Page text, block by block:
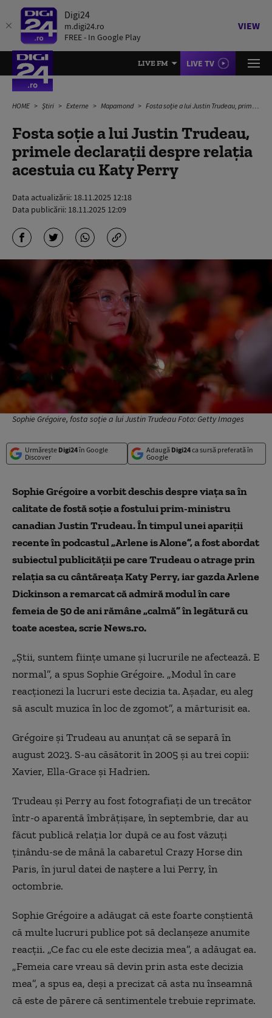
Digi24
m.digi24.ro
FREE - In Google Play
VIEW
LIVE FM LIVE TV
HOME Știri Externe Mapamond Fosta soţie a lui Justin Trudeau, primele declarații despre relația acestuia cu Katy Perry
Fosta soţie a lui Justin Trudeau,
primele declarații despre relația
acestuia cu Katy Perry
Data actualizării: 18.11.2025 12:18
Data publicării: 18.11.2025 12:09
Sophie Grégoire, fosta soție a lui Justin Trudeau Foto: Getty Images
Urmărește Digi24în Google
Discover
Adaugă Digi24ca sursă preferată în
Google
Sophie Grégoire a vorbit deschis despre viaţa sa în
calitate de fostă soţie a fostului prim-ministru
canadian Justin Trudeau. În timpul unei apariţii
recente în podcastul „Arlene is Alone”, a fost abordat
subiectul publicităţii pe care Trudeau o atrage prin
relaţia sa cu cântăreaţa Katy Perry, iar gazda Arlene
Dickinson a remarcat că admiră modul în care
femeia de 50 de ani rămâne „calmă” în legătură cu
toate acestea, scrie News.ro.
„Ştii, suntem fiinţe umane şi lucrurile ne afectează. E
normal”, a spus Sophie Grégoire. „Modul în care
reacţionezi la lucruri este decizia ta. Aşadar, eu aleg
să ascult muzica în loc de zgomot”, a mărturisit ea.
Grégoire şi Trudeau au anunţat că se separă în
august 2023. S-au căsătorit în 2005 şi au trei copii:
Xavier, Ella-Grace şi Hadrien.
Trudeau şi Perry au fost fotografiaţi de un trecător
într-o aparentă îmbrăţişare, în septembrie, dar au
făcut publică relaţia lor după ce au fost văzuţi
ţinându-se de mână la cabaretul Crazy Horse din
Paris, în jurul datei de naştere a lui Perry, în
octombrie.
Sophie Grégoire a adăugat că este foarte conştientă
că multe lucruri publice pot să declanşeze anumite
reacţii. „Ce fac cu ele este decizia mea”, a adăugat ea.
„Femeia care vreau să devin prin asta este decizia
mea”, a spus ea, deşi a precizat că asta nu înseamnă
că este de părere că sentimentele trebuie reprimate.